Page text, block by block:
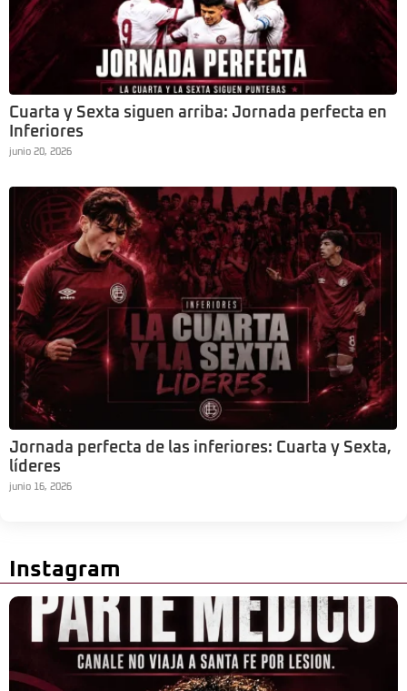
Cuarta y Sexta siguen arriba: Jornada perfecta en
Inferiores
junio 20, 2026
Jornada perfecta de las inferiores: Cuarta y Sexta,
líderes
junio 16, 2026
Instagram